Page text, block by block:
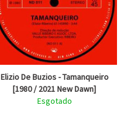
Elizio De Buzios - Tamanqueiro
[1980 / 2021 New Dawn]
Esgotado